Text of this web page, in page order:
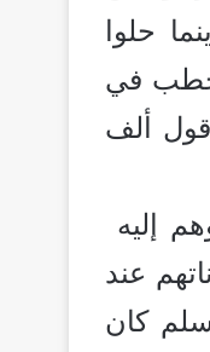
حلوا
في
ألف
إليه
عند
كان